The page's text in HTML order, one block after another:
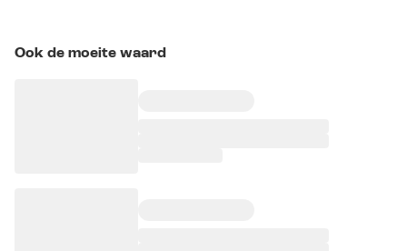
Ook de moeite waard